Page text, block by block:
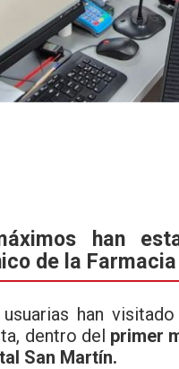
han
de la
han
dentro del primer
San Martín.